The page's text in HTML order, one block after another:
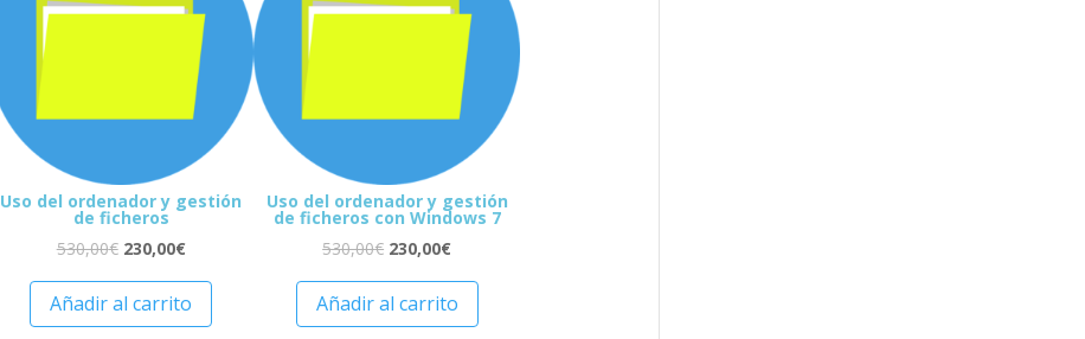
Uso del ordenador y gestión
de ficheros
530,00€ 230,00€
Añadir al carrito
Uso del ordenador y gestión
de ficheros con Windows 7
530,00€ 230,00€
Añadir al carrito